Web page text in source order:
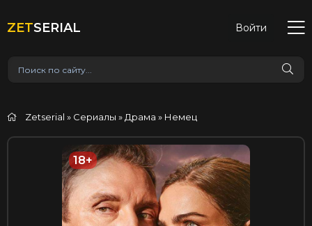
ZETSERIAL Войти
Zetserial » Сериалы » Драма » Немец
18+